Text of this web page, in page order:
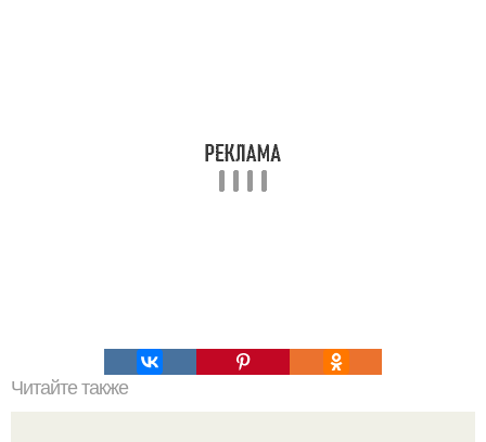
Читайте также